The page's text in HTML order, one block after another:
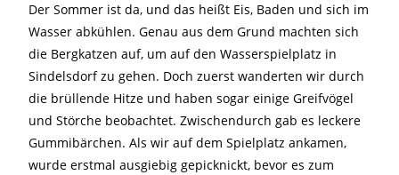
Der Sommer ist da, und das heißt Eis, Baden und sich im
Wasser abkühlen. Genau aus dem Grund machten sich
die Bergkatzen auf, um auf den Wasserspielplatz in
Sindelsdorf zu gehen. Doch zuerst wanderten wir durch
die brüllende Hitze und haben sogar einige Greifvögel
und Störche beobachtet. Zwischendurch gab es leckere
Gummibärchen. Als wir auf dem Spielplatz ankamen,
wurde erstmal ausgiebig gepicknickt, bevor es zum